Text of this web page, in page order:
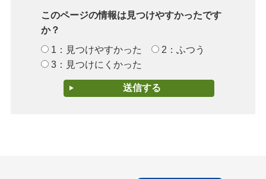
このページの情報は見つけやすかったです
か？
1：見つけやすかった
2：ふつう
3：見つけにくかった